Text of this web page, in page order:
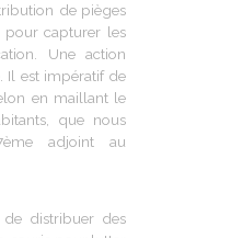
de pièges
pourcapturer les
Uneaction
. Il est impératifde
en maillantle
, que nous
adjoint au
de distribuer des